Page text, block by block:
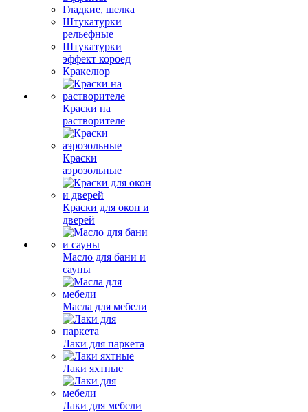
Гладкие, шелка
Штукатурки
рельефные
Штукатурки
эффект короед
Кракелюр
Краски на
растворителе
Краски
аэрозольные
Краски для окон и
дверей
Масло для бани и
сауны
Масла для мебели
Лаки для паркета
Лаки яхтные
Лаки для мебели